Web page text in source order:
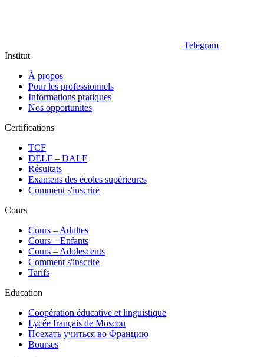
Telegram
Institut
À propos
Pour les professionnels
Informations pratiques
Nos opportunités
Certifications
TCF
DELF – DALF
Résultats
Examens des écoles supérieures
Comment s'inscrire
Cours
Сours – Adultes
Cours – Enfants
Cours – Adolescents
Comment s'inscrire
Tarifs
Education
Coopération éducative et linguistique
Lycée français de Moscou
Поехать учиться во Францию
Bourses